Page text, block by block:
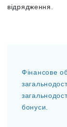
відрядження.
Фінансове
бонуси.